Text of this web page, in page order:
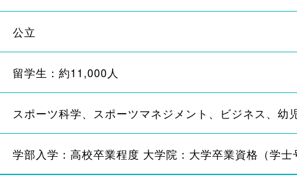
公立
留学生：約11,000人
スポーツ科学、スポーツマネジメント、ビジネス、幼
学部入学：高校卒業程度 大学院：大学卒業資格（学士